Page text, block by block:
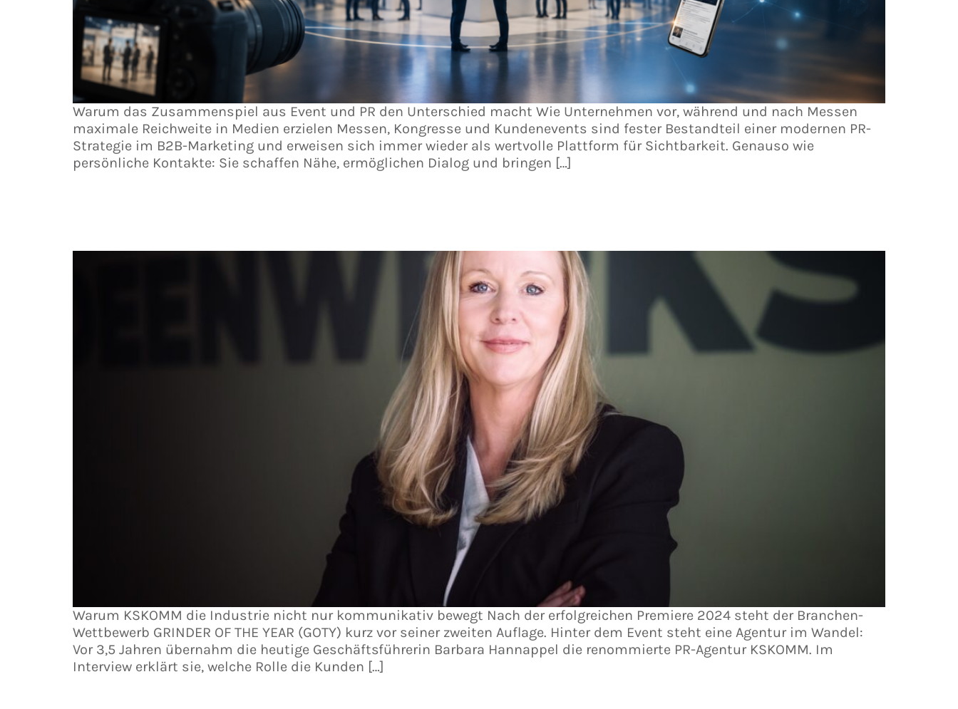
Warum das Zusammenspiel aus Event und PR den Unterschied macht Wie Unternehmen vor, während und nach Messen
maximale Reichweite in Medien erzielen Messen, Kongresse und Kundenevents sind fester Bestandteil einer modernen PR-
Strategie im B2B-Marketing und erweisen sich immer wieder als wertvolle Plattform für Sichtbarkeit. Genauso wie
persönliche Kontakte: Sie schaffen Nähe, ermöglichen Dialog und bringen […]
Warum KSKOMM die Industrie nicht nur kommunikativ bewegt Nach der erfolgreichen Premiere 2024 steht der Branchen-
Wettbewerb GRINDER OF THE YEAR (GOTY) kurz vor seiner zweiten Auflage. Hinter dem Event steht eine Agentur im Wandel:
Vor 3,5 Jahren übernahm die heutige Geschäftsführerin Barbara Hannappel die renommierte PR-Agentur KSKOMM. Im
Interview erklärt sie, welche Rolle die Kunden […]